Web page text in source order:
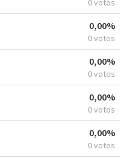
0,00%
0 votos
0,00%
0 votos
0,00%
0 votos
0,00%
0 votos